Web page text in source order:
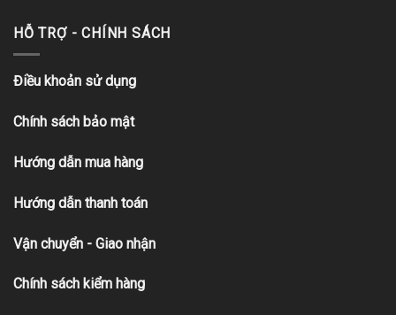
HỖ TRỢ - CHÍNH SÁCH
Điều khoản sử dụng
Chính sách bảo mật
Hướng dẫn mua hàng
Hướng dẫn thanh toán
Vận chuyển - Giao nhận
Chính sách kiểm hàng